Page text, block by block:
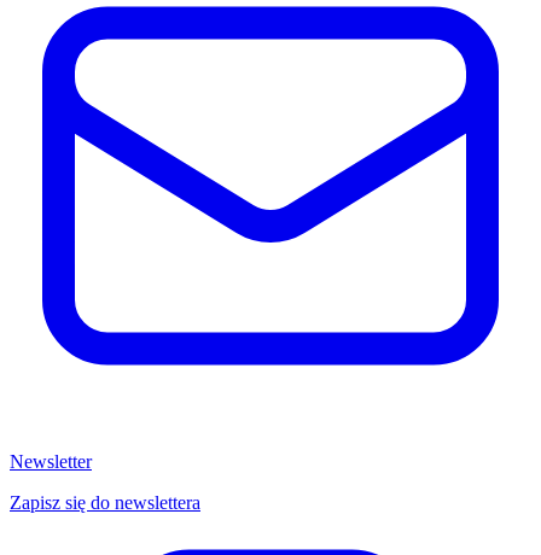
Newsletter
Zapisz się do newslettera